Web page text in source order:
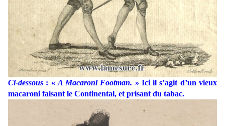
Ci-dessous : « A Macaroni Footman. » Ici il s’agit d’un vieux
macaroni faisant le Continental, et prisant du tabac.